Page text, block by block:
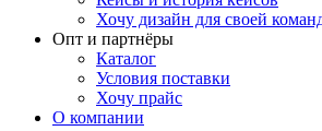
Хочу дизайн для своей
Опт и партнёры
Каталог
Условия поставки
Хочу прайс
О компании